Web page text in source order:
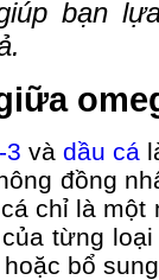
bạn
3 và dầu cá
đồng
chỉ là một
từng
bổ